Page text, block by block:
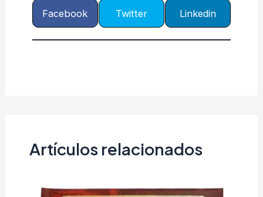
Facebook Twitter Linkedin
Artículos relacionados